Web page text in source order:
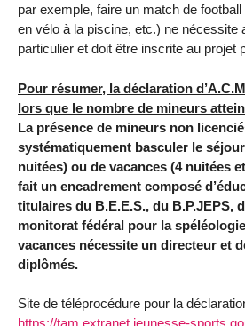
par exemple, faire un match de
en vélo à la piscine, etc.) ne nécessite
particulier et doit être inscrite au projet
Pour résumer, la déclaration
lors que le nombre de mineurs
La présence de mineurs non
systématiquement basculer le
nuitées) ou de vacances (4 nuitées
fait un encadrement composé
titulaires du B.E.E.S., du B.P.JEPS,
monitorat fédéral pour la
vacances nécessite un directeur et
diplômés.
Site de téléprocédure pour la